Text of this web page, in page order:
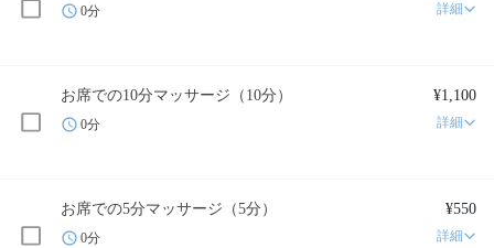
0分 詳細
お席での10分マッサージ（10分） ¥1,100
0分 詳細
お席での5分マッサージ（5分） ¥550
0分 詳細